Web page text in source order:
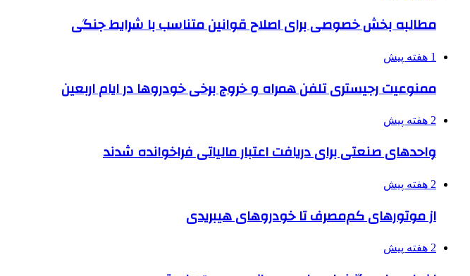
مطالبه بخش خصوصی برای اصلاح قوانین متناسب با شرایط جنگی
1 هفته پیش
ممنوعیت رجیستری تلفن همراه و خروج برخی خودروها در ایام اربعین
2 هفته پیش
واحدهای صنعتی برای دریافت اعتبار مالیاتی فراخوانده شدند
2 هفته پیش
از موتورهای کم‌مصرف تا خودروهای هیبریدی
2 هفته پیش